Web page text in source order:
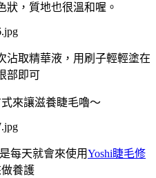
狀，質地也很溫和喔。
沾取精華液，用刷子輕輕塗在
部即可
來讓滋養睫毛嚕～
每天就會來使用Yoshi睫毛修
養護